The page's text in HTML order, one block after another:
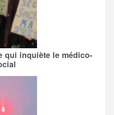
qui inquiète le médico-